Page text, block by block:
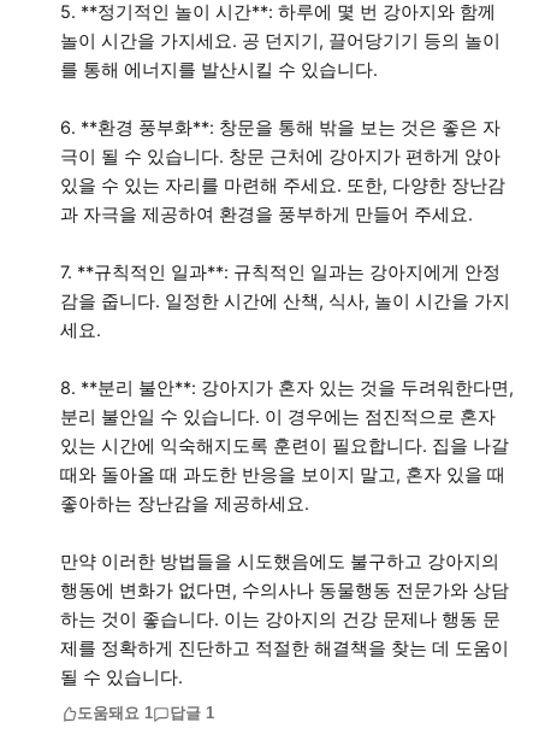
5. **정기적인 놀이 시간**: 하루에 몇 번 강아지와 함께
놀이 시간을 가지세요. 공 던지기, 끌어당기기 등의 놀이
를 통해 에너지를 발산시킬 수 있습니다.
6. **환경 풍부화**: 창문을 통해 밖을 보는 것은 좋은 자
극이 될 수 있습니다. 창문 근처에 강아지가 편하게 앉아
있을 수 있는 자리를 마련해 주세요. 또한, 다양한 장난감
과 자극을 제공하여 환경을 풍부하게 만들어 주세요.
7. **규칙적인 일과**: 규칙적인 일과는 강아지에게 안정
감을 줍니다. 일정한 시간에 산책, 식사, 놀이 시간을 가지
세요.
8. **분리 불안**: 강아지가 혼자 있는 것을 두려워한다면,
분리 불안일 수 있습니다. 이 경우에는 점진적으로 혼자
있는 시간에 익숙해지도록 훈련이 필요합니다. 집을 나갈
때와 돌아올 때 과도한 반응을 보이지 말고, 혼자 있을 때
좋아하는 장난감을 제공하세요.
만약 이러한 방법들을 시도했음에도 불구하고 강아지의
행동에 변화가 없다면, 수의사나 동물행동 전문가와 상담
하는 것이 좋습니다. 이는 강아지의 건강 문제나 행동 문
제를 정확하게 진단하고 적절한 해결책을 찾는 데 도움이
될 수 있습니다.
도움돼요 1 답글 1